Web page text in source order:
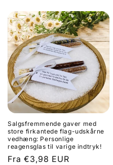
Salgsfremmende gaver med
store firkantede flag-udskårne
vedhæng: Personlige
reagensglas til varige indtryk!
Normalpris
Fra €3,98 EUR